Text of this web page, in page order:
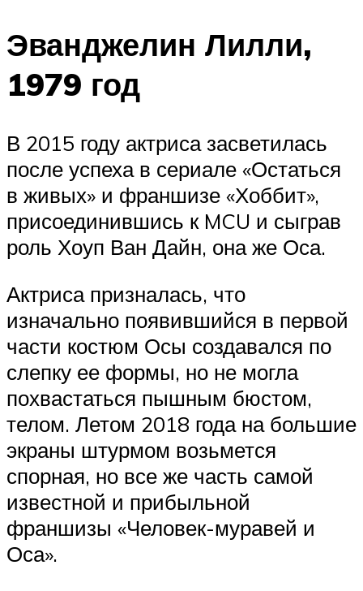
Эванджелин Лилли,
1979 год
В 2015 году актриса засветилась
после успеха в сериале «Остаться
в живых» и франшизе «Хоббит»,
присоединившись к MCU и сыграв
роль Хоуп Ван Дайн, она же Оса.
Актриса призналась, что
изначально появившийся в первой
части костюм Осы создавался по
слепку ее формы, но не могла
похвастаться пышным бюстом,
телом. Летом 2018 года на большие
экраны штурмом возьмется
спорная, но все же часть самой
известной и прибыльной
франшизы «Человек-муравей и
Оса».